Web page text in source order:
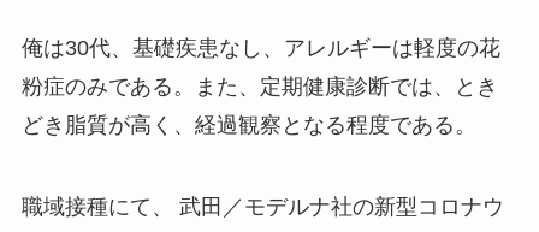
俺は30代、基礎疾患なし、アレルギーは軽度の花
粉症のみである。また、定期健康診断では、とき
どき脂質が高く、経過観察となる程度である。
職域接種にて、 武田／モデルナ社の新型コロナウ